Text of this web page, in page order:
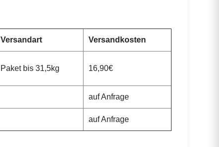
Versandart Versandkosten
Paket bis 31,5kg 16,90€
auf Anfrage
auf Anfrage